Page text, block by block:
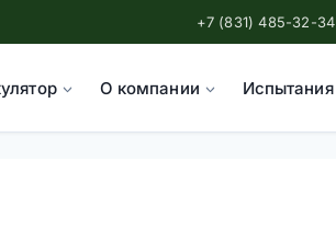
+7 (831) 485-32-34
О компании Испытания